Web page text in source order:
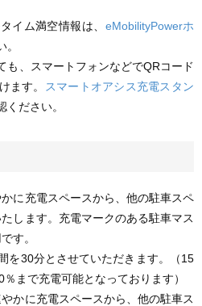
イム満空情報は、 eMobilityPowerホ
も、スマートフォンなどでQRコード
ます。
スマートオアシス充電スタン
ください。
に充電スペースから、他の駐車スペ
します。充電マークのある駐車マス
す。
を30分とさせていただきます。（15
まで充電可能となっております）
かに充電スペースから、他の駐車ス